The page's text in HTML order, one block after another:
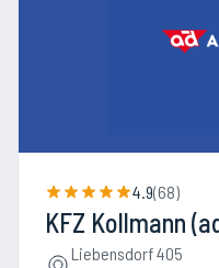
4.9(68)
KFZ Kollmann
Liebensdorf 405